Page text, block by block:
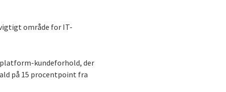
område for IT-
platform-kundeforhold, der
på 15 procentpoint fra